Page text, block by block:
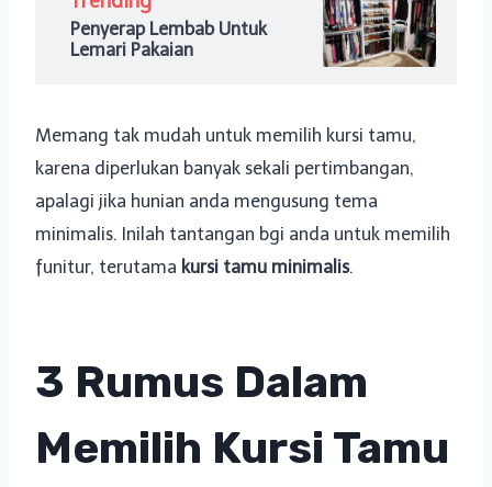
Penyerap Lembab Untuk
Lemari Pakaian
Memang tak mudah untuk memilih kursi tamu,
karena diperlukan banyak sekali pertimbangan,
apalagi jika hunian anda mengusung tema
minimalis. Inilah tantangan bgi anda untuk memilih
funitur, terutama kursi tamu minimalis.
3 Rumus Dalam
Memilih Kursi Tamu